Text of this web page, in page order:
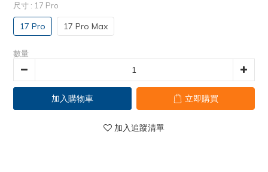
尺寸 : 17 Pro
17 Pro 17 Pro Max
數量
加入購物車 立即購買
加入追蹤清單